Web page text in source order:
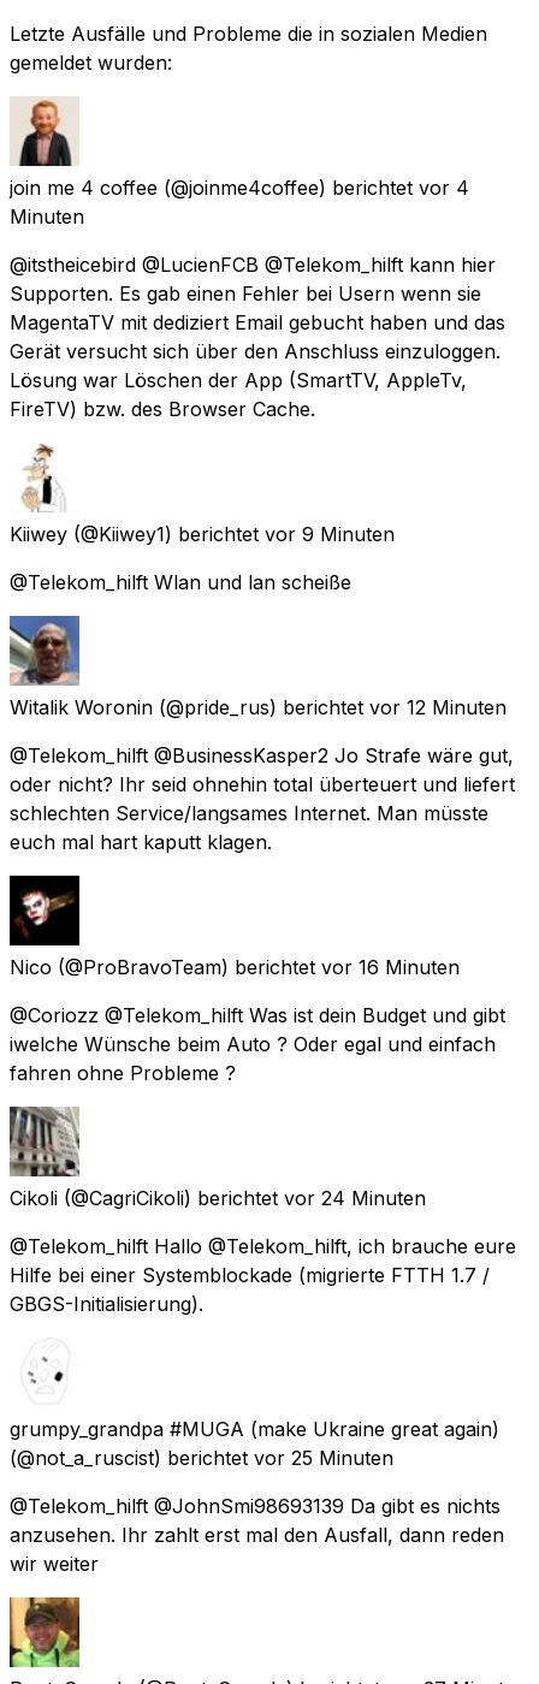
Letzte Ausfälle und Probleme die in sozialen Medien
gemeldet wurden:
join me 4 coffee (@joinme4coffee) berichtet vor 4
Minuten
@itstheicebird @LucienFCB @Telekom_hilft kann hier
Supporten. Es gab einen Fehler bei Usern wenn sie
MagentaTV mit dediziert Email gebucht haben und das
Gerät versucht sich über den Anschluss einzuloggen.
Lösung war Löschen der App (SmartTV, AppleTv,
FireTV) bzw. des Browser Cache.
Kiiwey (@Kiiwey1) berichtet vor 9 Minuten
@Telekom_hilft Wlan und lan scheiße
Witalik Woronin (@pride_rus) berichtet vor 12 Minuten
@Telekom_hilft @BusinessKasper2 Jo Strafe wäre gut,
oder nicht? Ihr seid ohnehin total überteuert und liefert
schlechten Service/langsames Internet. Man müsste
euch mal hart kaputt klagen.
Nico (@ProBravoTeam) berichtet vor 16 Minuten
@Coriozz @Telekom_hilft Was ist dein Budget und gibt
iwelche Wünsche beim Auto ? Oder egal und einfach
fahren ohne Probleme ?
Cikoli (@CagriCikoli) berichtet vor 24 Minuten
@Telekom_hilft Hallo @Telekom_hilft, ich brauche eure
Hilfe bei einer Systemblockade (migrierte FTTH 1.7 /
GBGS-Initialisierung).
grumpy_grandpa #MUGA (make Ukraine great again)
(@not_a_ruscist) berichtet vor 25 Minuten
@Telekom_hilft @JohnSmi98693139 Da gibt es nichts
anzusehen. Ihr zahlt erst mal den Ausfall, dann reden
wir weiter